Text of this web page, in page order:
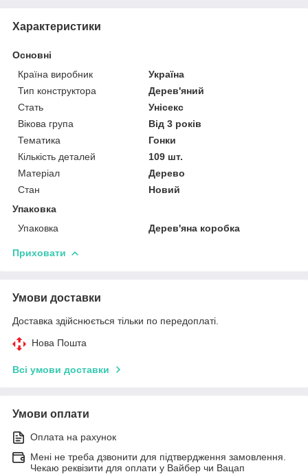
Характеристики
Основні
Країна виробник
Україна
Тип конструктора
Дерев'яний
Стать
Унісекс
Вікова група
Від 3 років
Тематика
Гонки
Кількість деталей
109 шт.
Матеріал
Дерево
Стан
Новий
Упаковка
Упаковка
Дерев'яна коробка
Приховати
Умови доставки
Доставка здійснюється тільки по передоплаті.
Нова Пошта
Всі умови доставки
Умови оплати
Оплата на рахунок
Мені не треба дзвонити для підтвердження замовлення.
Чекаю реквізити для оплати у Вайбер чи Вацап